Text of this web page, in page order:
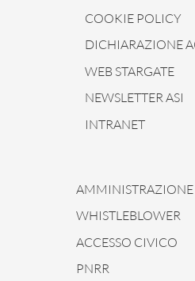
COOKIE POLICY
DICHIARAZIONE
WEB STARGATE
NEWSLETTER ASI
INTRANET
AMMINISTRAZIONE
WHISTLEBLOWER
ACCESSO CIVICO
PNRR